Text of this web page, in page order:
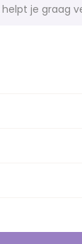
helpt je graag